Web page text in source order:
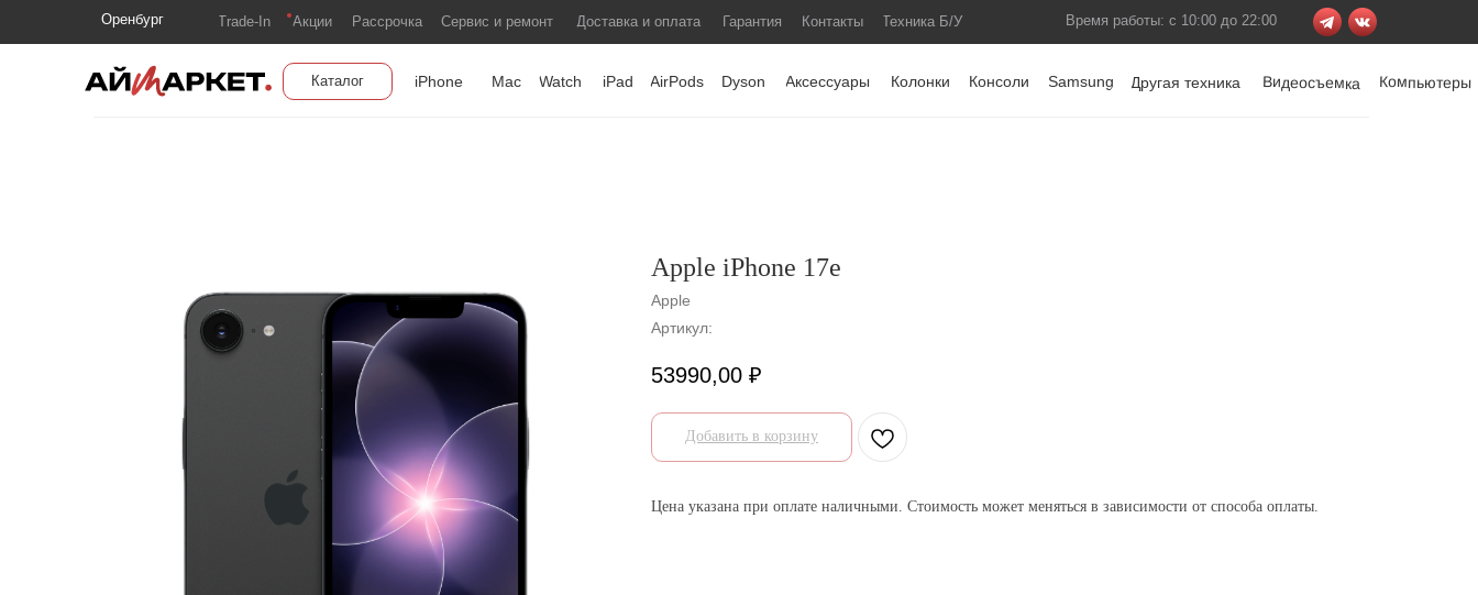
Оренбург Время работы: с 10:00 до 22:00
Техника Б/У
Контакты
Гарантия
Доставка и оплата
Сервис и ремонт
Рассрочка
Trade-In Акции
Каталог Компьютеры
Видеосъемка
Другая техника
Samsung
Консоли
Колонки
Аксессуары
Dyson
AirPods
iPad
Watch
Mac
iPhone
Apple iPhone 17e
Apple
Артикул:
53990,00 ₽
Добавить в корзину
Цена указана при оплате наличными. Стоимость может меняться в зависимости от способа оплаты.